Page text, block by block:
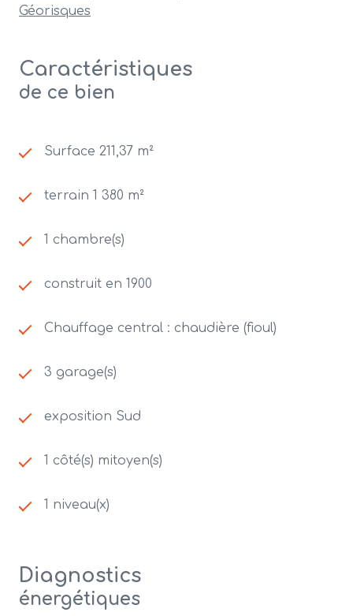
Géorisques
Caractéristiques
de ce bien
Surface 211,37 m²
terrain 1 380 m²
1 chambre(s)
construit en 1900
Chauffage central : chaudière (fioul)
3 garage(s)
exposition Sud
1 côté(s) mitoyen(s)
1 niveau(x)
Diagnostics
énergétiques